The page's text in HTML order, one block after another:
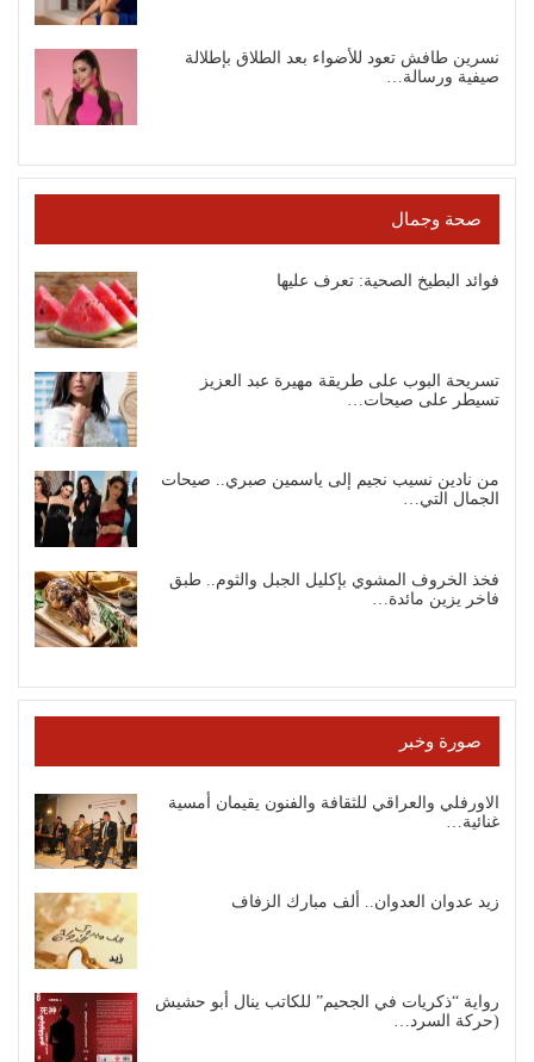
نسرين طافش تعود للأضواء بعد الطلاق بإطلالة
صيفية ورسالة…
صحة وجمال
فوائد البطيخ الصحية: تعرف عليها
تسريحة البوب على طريقة مهيرة عبد العزيز
تسيطر على صيحات…
من نادين نسيب نجيم إلى ياسمين صبري.. صيحات
الجمال التي…
فخذ الخروف المشوي بإكليل الجبل والثوم.. طبق
فاخر يزين مائدة…
صورة وخبر
الاورفلي والعراقي للثقافة والفنون يقيمان أمسية
غنائية…
زيد عدوان العدوان.. ألف مبارك الزفاف
رواية “ذكريات في الجحيم” للكاتب ينال أبو حشيش
(حركة السرد…